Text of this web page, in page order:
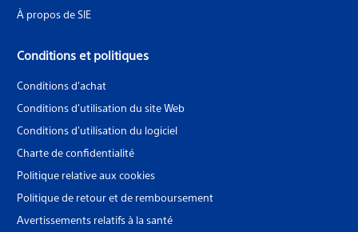
À propos de SIE
Conditions et politiques
Conditions d'achat
Conditions d'utilisation du site Web
Conditions d'utilisation du logiciel
Charte de confidentialité
Politique relative aux cookies
Politique de retour et de remboursement
Avertissements relatifs à la santé